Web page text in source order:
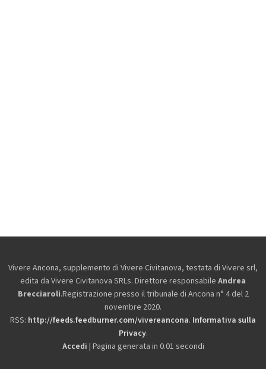
Vivere Ancona, supplemento di Vivere Civitanova, testata di Vivere srl,
edita da Vivere Civitanova SRLs. Direttore responsabile Andrea
Brecciaroli.Registrazione presso il tribunale di Ancona n° 4 del 2
novembre 2020.
RSS: http://feeds.feedburner.com/vivereancona. Informativa sulla
Privacy.
Accedi | Pagina generata in 0.01 secondi